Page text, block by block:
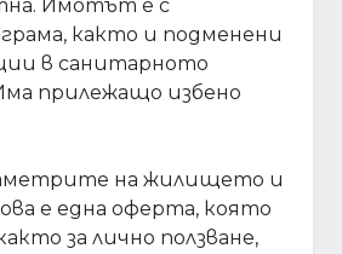
Имотът е с
както и подменени
в санитарното
прилежащо избено
на жилището и
е една оферта, която
за лично ползване,